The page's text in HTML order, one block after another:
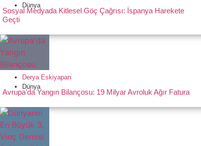
Dünya
Sosyal Medyada Kitlesel Göç Çağrısı: İspanya Harekete
Geçti
Derya Eskiyapan
Dünya
Avrupa’da Yangın Bilançosu: 19 Milyar Avroluk Ağır Fatura